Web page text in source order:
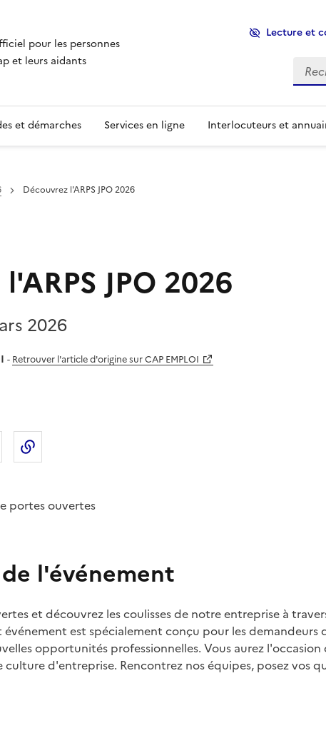
pour les personnes
et leurs aidants
Lecture et
et démarches Services en ligne Interlocuteurs et
Découvrez l'ARPS JPO 2026
JPO 2026
2026
- Retrouver l'article d'origine sur CAP EMPLOI
sur X (anciennement
l'article sur
Partager l'article par courriel
portes ouvertes
l'événement
et découvrez les coulisses de notre entreprise à
événement est spécialement conçu pour les demandeurs
opportunités professionnelles. Vous aurez
culture d'entreprise. Rencontrez nos équipes, posez vos